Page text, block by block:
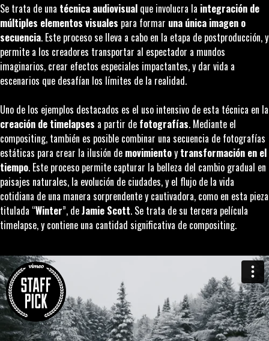
Se trata de una técnica audiovisual que involucra la integración de
múltiples elementos visuales para formar una única imagen o
secuencia. Este proceso se lleva a cabo en la etapa de postproducción, y
permite a los creadores transportar al espectador a mundos
imaginarios, crear efectos especiales impactantes, y dar vida a
escenarios que desafían los límites de la realidad.
Uno de los ejemplos destacados es el uso intensivo de esta técnica en la
creación de timelapses a partir de fotografías. Mediante el
compositing, también es posible combinar una secuencia de fotografías
estáticas para crear la ilusión de movimientoy transformación en el
tiempo. Este proceso permite capturar la belleza del cambio gradual en
paisajes naturales, la evolución de ciudades, y el flujo de la vida
cotidiana de una manera sorprendente y cautivadora, como en esta pieza
titulada “Winter”, deJamie Scott. Se trata de su tercera película
timelapse, y contiene una cantidad significativa de compositing.